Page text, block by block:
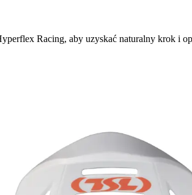
Racing, aby uzyskać naturalny krok i